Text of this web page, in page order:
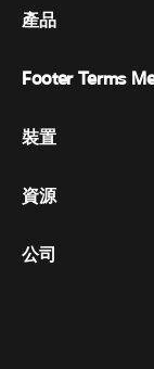
產品
Webex 套件
訊息傳遞
活動
Footer Terms
條款及條件
商標
裝置
房間設備
資源
定價
公司